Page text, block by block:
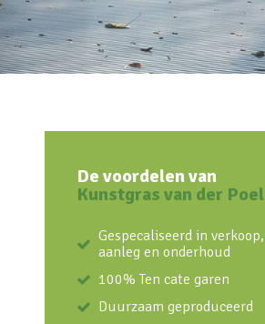
De voordelen van
Kunstgras van der Poel
Gespecaliseerd in verkoop,
aanleg en onderhoud
100% Ten cate garen
Duurzaam geproduceerd